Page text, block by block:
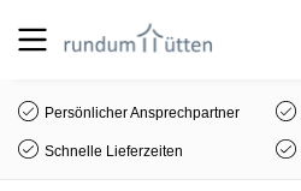
springen
Persönlicher Ansprechpartner
Schnelle Lieferzeiten